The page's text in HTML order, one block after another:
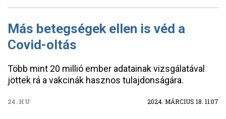
Más betegségek ellen is véd a
Covid-oltás
Több mint 20 millió ember adatainak vizsgálatával
jöttek rá a vakcinák hasznos tulajdonságára.
24.HU 2024. MÁRCIUS 18. 11:07